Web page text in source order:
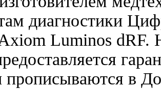
диагностики
Luminos
прописываются в